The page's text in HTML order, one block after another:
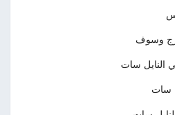
وسوف
النايل سات
سات